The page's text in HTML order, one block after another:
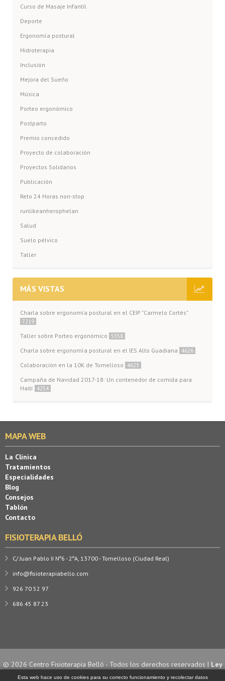
Curso de Masaje Infantil
Deporte
Ergonomía postural
Hidroterapia
Inclusión
Mejora del Sueño
Música
Porteo ergonómico
Postparto
Premio concedido
Proyecto de colaboración
Proyectos Solidarios
Publicación
Reto 24 Horas non-stop
runlikeanherophelan
Salud
Suelo pélvico
Taller
MÁS VISTAS
Charla sobre ergonomía postural en el CEIP "Carmelo Cortés"
7219
Taller sobre Porteo ergonómico 5358
Charla sobre ergonomía postural en el IES Alto Guadiana 4626
Colaboración en la 10K de Tomelloso 4623
Campaña de Navidad 2017-18: Un contenedor de comida para
Haití
4254
MAPA WEB
La Clínica
Tratamientos
Especialidades
Blog
Consejos
Tablón
Contacto
FISIOTERAPIA BELLÓ
C/ Juan Pablo II Nº6 - 2ºA, 13700 - Tomelloso (Ciudad Real)
info@fisioterapiabello.com
926 70 52 97
686 45 87 23
© 2026 Centro Fisioterapia Belló - Todos los derechos reservados | Ley
de Cookies| Diseño y desarrollo por
Esta web hace uso de cookies para su correcto funcionamiento y recolectar datos